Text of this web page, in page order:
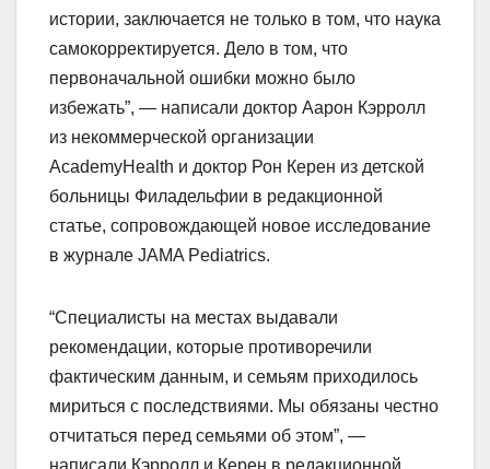
истории, заключается не только в том, что наука
самокорректируется. Дело в том, что
первоначальной ошибки можно было
избежать”, — написали доктор Аарон Кэрролл
из некоммерческой организации
AcademyHealth и доктор Рон Керен из детской
больницы Филадельфии в редакционной
статье, сопровождающей новое исследование
в журнале JAMA Pediatrics.
“Специалисты на местах выдавали
рекомендации, которые противоречили
фактическим данным, и семьям приходилось
мириться с последствиями. Мы обязаны честно
отчитаться перед семьями об этом”, —
написали Кэрролл и Керен в редакционной